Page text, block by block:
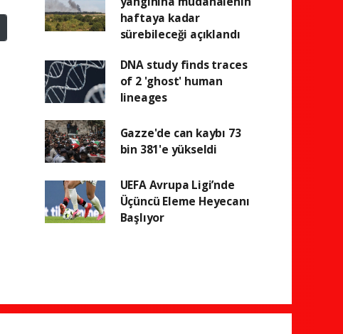
haftaya kadar
sürebileceği açıklandı
DNA study finds traces
of 2 'ghost' human
lineages
Gazze'de can kaybı 73
bin 381'e yükseldi
UEFA Avrupa Ligi’nde
Üçüncü Eleme Heyecanı
Başlıyor